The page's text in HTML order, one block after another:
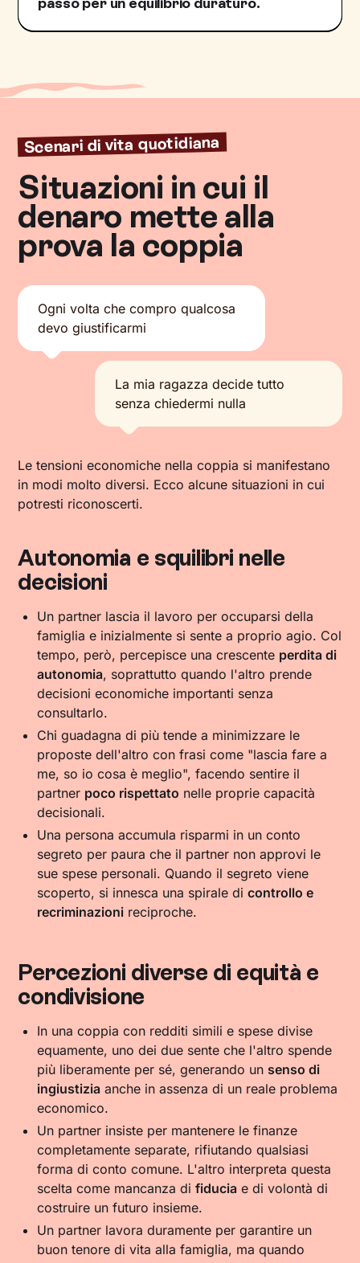
Scenari di vita quotidiana
Situazioni in cui il
denaro mette alla
prova la coppia
Ogni volta che compro qualcosa
devo giustificarmi
La mia ragazza decide tutto
senza chiedermi nulla
Le tensioni economiche nella coppia si manifestano
in modi molto diversi. Ecco alcune situazioni in cui
potresti riconoscerti.
Autonomia e squilibri nelle
decisioni
Un partner lascia il lavoro per occuparsi della
famiglia e inizialmente si sente a proprio agio. Col
tempo, però, percepisce una crescente perdita di
autonomia, soprattutto quando l'altro prende
decisioni economiche importanti senza
consultarlo.
Chi guadagna di più tende a minimizzare le
proposte dell'altro con frasi come "lascia fare a
me, so io cosa è meglio", facendo sentire il
partner poco rispettato nelle proprie capacità
decisionali.
Una persona accumula risparmi in un conto
segreto per paura che il partner non approvi le
sue spese personali. Quando il segreto viene
scoperto, si innesca una spirale dicontrollo e
recriminazioni reciproche.
Percezioni diverse di equità e
condivisione
In una coppia con redditi simili e spese divise
equamente, uno dei due sente che l'altro spende
più liberamente per sé, generando un senso di
ingiustizia anche in assenza di un reale problema
economico.
Un partner insiste per mantenere le finanze
completamente separate, rifiutando qualsiasi
forma di conto comune. L'altro interpreta questa
scelta come mancanza difiducia e di volontà di
costruire un futuro insieme.
Un partner lavora duramente per garantire un
buon tenore di vita alla famiglia, ma quando